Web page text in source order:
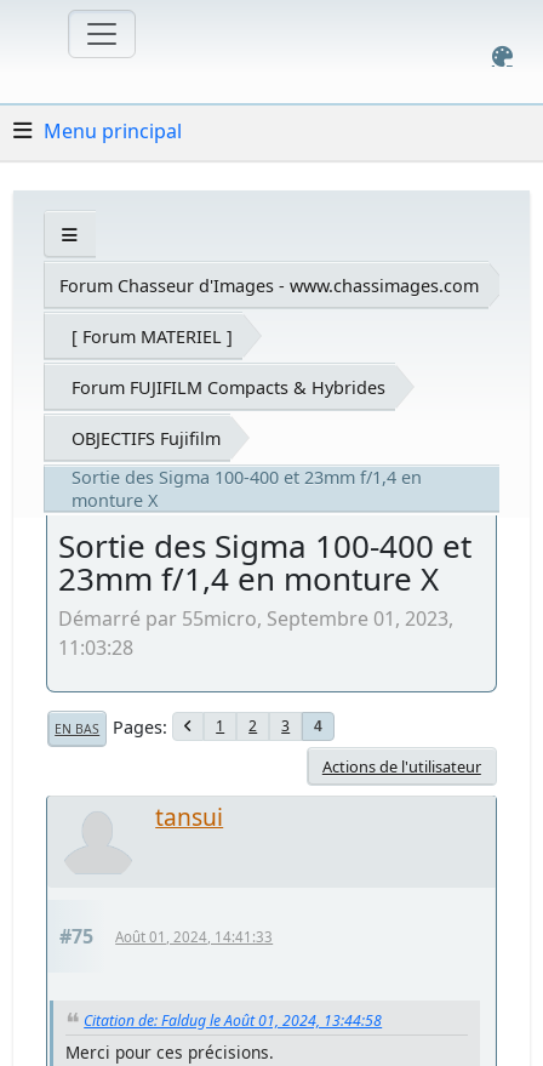
Menu principal
Forum Chasseur d'Images - www.chassimages.com
[ Forum MATERIEL ]
Forum FUJIFILM Compacts & Hybrides
OBJECTIFS Fujifilm
Sortie des Sigma 100-400 et 23mm f/1,4 en
monture X
Sortie des Sigma 100-400 et
23mm f/1,4 en monture X
Démarré par 55micro, Septembre 01, 2023,
11:03:28
EN BAS Pages 1 2 3 4
Actions de l'utilisateur
tansui
#75 Août 01, 2024, 14:41:33
Citation de: Faldug le Août 01, 2024, 13:44:58
Merci pour ces précisions.